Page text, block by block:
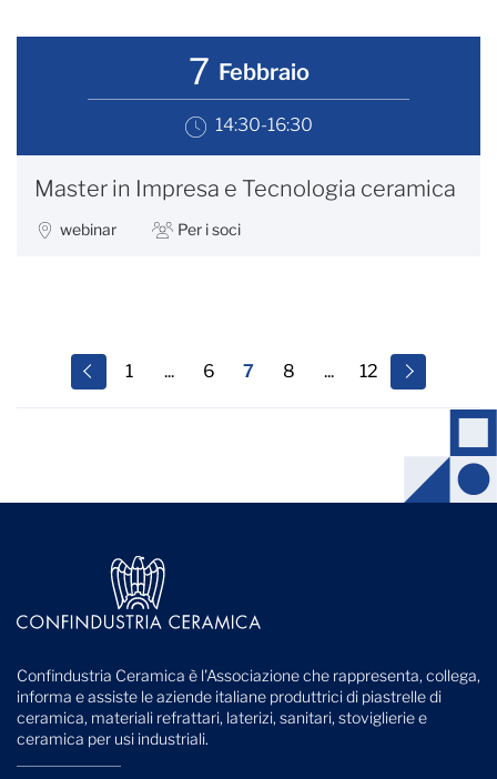
7 Febbraio
14:30-16:30
Master in Impresa e Tecnologia ceramica
webinar Per i soci
1 ... 6 7 8 ... 12
Confindustria Ceramica è l'Associazione che rappresenta, collega,
informa e assiste le aziende italiane produttrici di piastrelle di
ceramica, materiali refrattari, laterizi, sanitari, stoviglierie e
ceramica per usi industriali.